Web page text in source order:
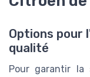
Options pour
qualité
Pour garantir